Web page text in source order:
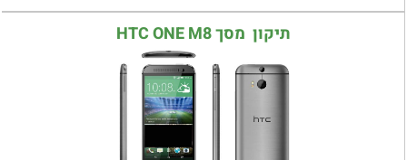
תיקון מסך HTC ONE M8